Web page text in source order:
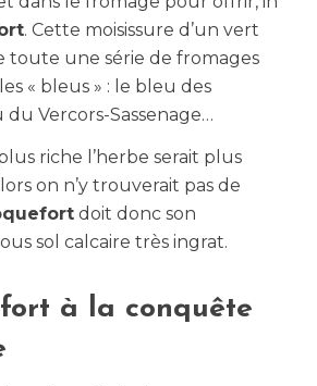
. Cette moisissure d’un vert
toute une série de fromages
« bleus » : le bleu des
du Vercors-Sassenage…
riche l’herbe serait plus
on n’y trouverait pas de
doit donc son
sol calcaire très ingrat.
à la conquête